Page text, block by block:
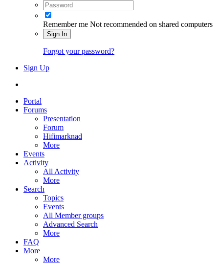
Remember me Not recommended on shared computers
Sign In
Forgot your password?
Sign Up
Portal
Forums
Presentation
Forum
Hifimarknad
More
Events
Activity
All Activity
More
Search
Topics
Events
All Member groups
Advanced Search
More
FAQ
More
More